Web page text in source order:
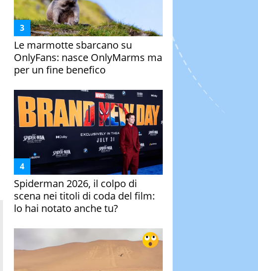
Le marmotte sbarcano su
OnlyFans: nasce OnlyMarms ma
per un fine benefico
Spiderman 2026, il colpo di
scena nei titoli di coda del film:
lo hai notato anche tu?